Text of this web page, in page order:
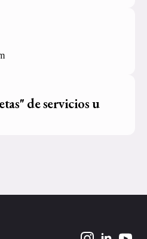
de servicios u